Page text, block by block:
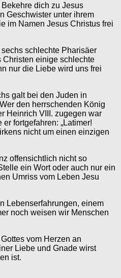
dich zu Jesus
Geschwister unter ihrem
im Namen Jesus Christus frei
schlechte Pharisäer
Christen einige schlechte
nur die Liebe wird uns frei
galt bei den Juden in
den herrschenden König
Heinrich VIII. zugegen war
fortgefahren: „Latimer!
nicht um einen einzigen
offensichtlich nicht so
ein Wort oder auch nur ein
Umriss vom Leben Jesu
Lebenserfahrungen, einem
noch weisen wir Menschen
vom Herzen an
Liebe und Gnade wirst
ist.